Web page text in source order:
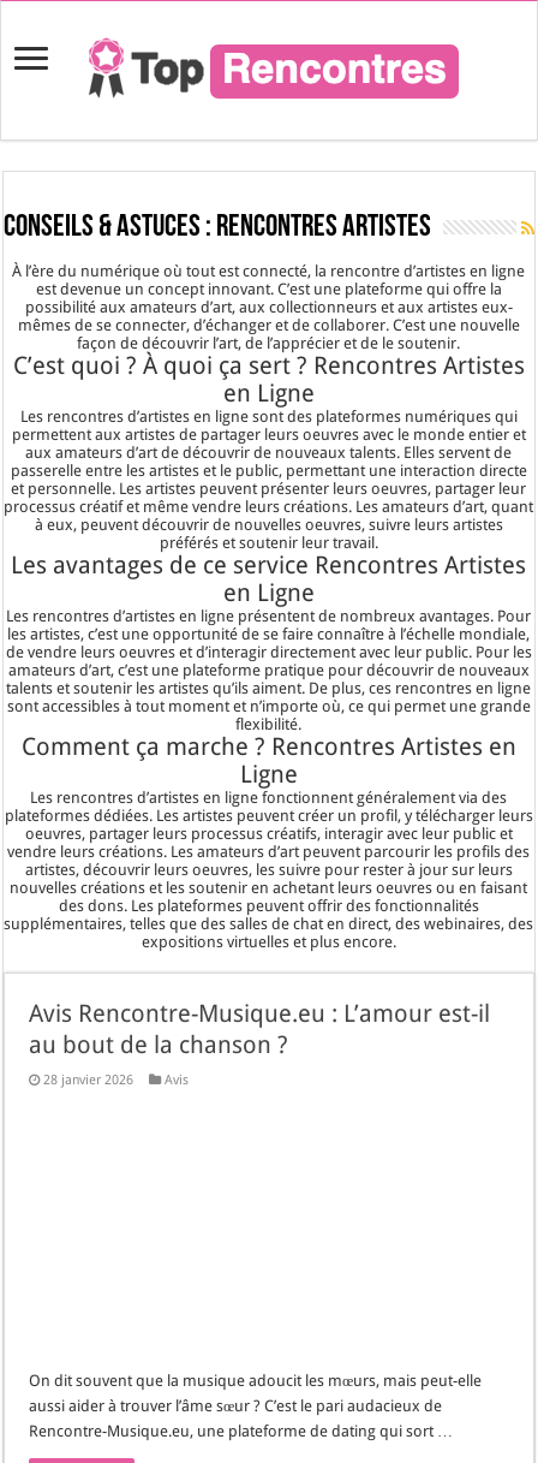
Conseils & Astuces : Rencontres Artistes
À l’ère du numérique où tout est connecté, la rencontre d’artistes en ligne
est devenue un concept innovant. C’est une plateforme qui offre la
possibilité aux amateurs d’art, aux collectionneurs et aux artistes eux-
mêmes de se connecter, d’échanger et de collaborer. C’est une nouvelle
façon de découvrir l’art, de l’apprécier et de le soutenir.
C’est quoi ? À quoi ça sert ? Rencontres Artistes
en Ligne
Les rencontres d’artistes en ligne sont des plateformes numériques qui
permettent aux artistes de partager leurs oeuvres avec le monde entier et
aux amateurs d’art de découvrir de nouveaux talents. Elles servent de
passerelle entre les artistes et le public, permettant une interaction directe
et personnelle. Les artistes peuvent présenter leurs oeuvres, partager leur
processus créatif et même vendre leurs créations. Les amateurs d’art, quant
à eux, peuvent découvrir de nouvelles oeuvres, suivre leurs artistes
préférés et soutenir leur travail.
Les avantages de ce service Rencontres Artistes
en Ligne
Les rencontres d’artistes en ligne présentent de nombreux avantages. Pour
les artistes, c’est une opportunité de se faire connaître à l’échelle mondiale,
de vendre leurs oeuvres et d’interagir directement avec leur public. Pour les
amateurs d’art, c’est une plateforme pratique pour découvrir de nouveaux
talents et soutenir les artistes qu’ils aiment. De plus, ces rencontres en ligne
sont accessibles à tout moment et n’importe où, ce qui permet une grande
flexibilité.
Comment ça marche ? Rencontres Artistes en
Ligne
Les rencontres d’artistes en ligne fonctionnent généralement via des
plateformes dédiées. Les artistes peuvent créer un profil, y télécharger leurs
oeuvres, partager leurs processus créatifs, interagir avec leur public et
vendre leurs créations. Les amateurs d’art peuvent parcourir les profils des
artistes, découvrir leurs oeuvres, les suivre pour rester à jour sur leurs
nouvelles créations et les soutenir en achetant leurs oeuvres ou en faisant
des dons. Les plateformes peuvent offrir des fonctionnalités
supplémentaires, telles que des salles de chat en direct, des webinaires, des
expositions virtuelles et plus encore.
Avis Rencontre-Musique.eu : L’amour est-il
au bout de la chanson ?
28 janvier 2026 Avis
On dit souvent que la musique adoucit les mœurs, mais peut-elle
aussi aider à trouver l’âme sœur ? C’est le pari audacieux de
Rencontre-Musique.eu, une plateforme de dating qui sort …